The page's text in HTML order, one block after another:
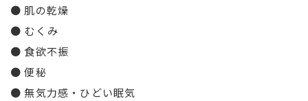
● 肌の乾燥
● むくみ
● 食欲不振
● 便秘
● 無気力感・ひどい眠気